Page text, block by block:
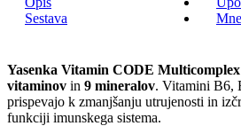
Sestava
Yasenka Vitamin CODE Multicomplex
vitaminov in 9 mineralov. Vitamini B6,
prispevajo k zmanjšanju utrujenosti in
funkciji imunskega sistema.